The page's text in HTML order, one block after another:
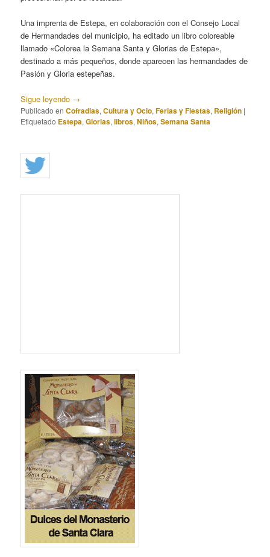
Una imprenta de Estepa, en colaboración con el Consejo Local
de Hermandades del municipio, ha editado un libro coloreable
llamado «Colorea la Semana Santa y Glorias de Estepa»,
destinado a más pequeños, donde aparecen las hermandades de
Pasión y Gloria estepeñas.
Sigue leyendo →
Publicado en Cofradias,Cultura y Ocio,Ferias y Fiestas, Religión |
Etiquetado Estepa,Glorias,libros,Niños,Semana Santa